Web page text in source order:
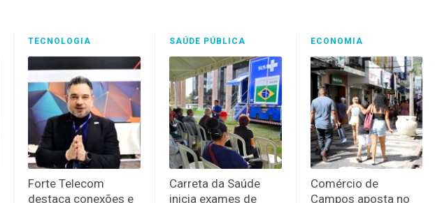
TECNOLOGIA
Forte Telecom
destaca conexões e
SAÚDE PÚBLICA
Carreta da Saúde
inicia exames de
ECONOMIA
Comércio de
Campos aposta no